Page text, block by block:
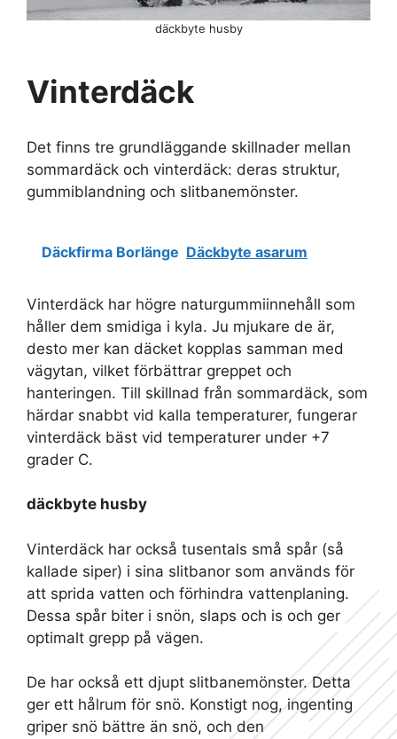
Vinterdäck
Det finns tre grundläggande skillnader mellan
sommardäck och vinterdäck: deras struktur,
gummiblandning och slitbanemönster.
Däckfirma Borlänge Däckbyte asarum
Vinterdäck har högre naturgummiinnehåll som
håller dem smidiga i kyla. Ju mjukare de är,
desto mer kan däcket kopplas samman med
vägytan, vilket förbättrar greppet och
hanteringen. Till skillnad från sommardäck, som
härdar snabbt vid kalla temperaturer, fungerar
vinterdäck bäst vid temperaturer under +7
grader C.
däckbyte husby
Vinterdäck har också tusentals små spår (så
kallade siper) i sina slitbanor som används för
att sprida vatten och förhindra vattenplaning.
Dessa spår biter i snön, slaps och is och ger
optimalt grepp på vägen.
De har också ett djupt slitbanemönster. Detta
ger ett hålrum för snö. Konstigt nog, ingenting
griper snö bättre än snö, och den
däckbyte husby